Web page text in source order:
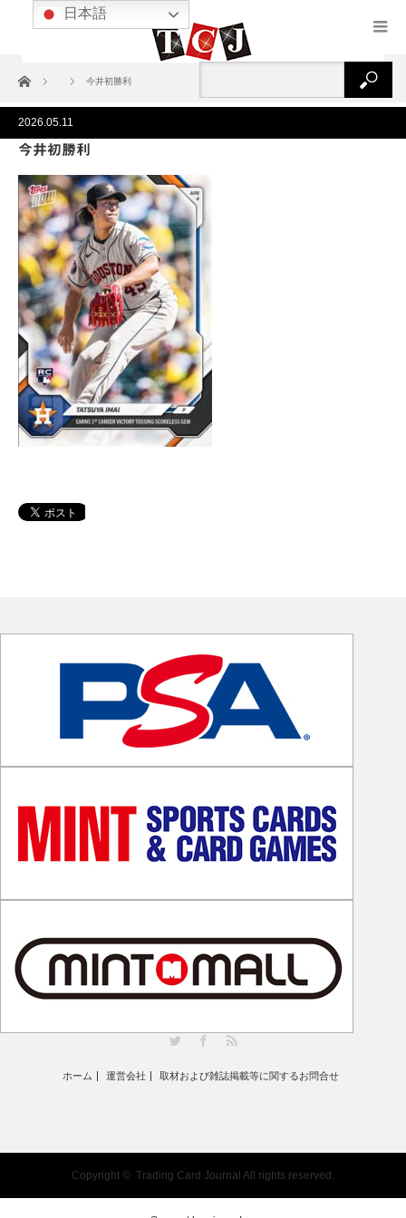
ホーム 今井初勝利
2026.05.11
今井初勝利
ホーム 運営会社 取材および雑誌掲載等に関するお問合せ
Copyright © Trading Card Journal All rights reserved.
日本語